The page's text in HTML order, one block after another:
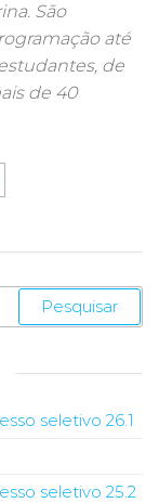
São
até
de
de 40
seletivo 26.1
seletivo 25.2